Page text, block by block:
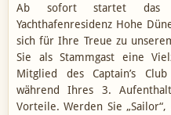
Ab sofort startet das
Yachthafenresidenz Hohe
sich für Ihre Treue zu
Sie als Stammgast eine
Mitglied des Captain’s
während Ihres 3.
Vorteile. Werden Sie